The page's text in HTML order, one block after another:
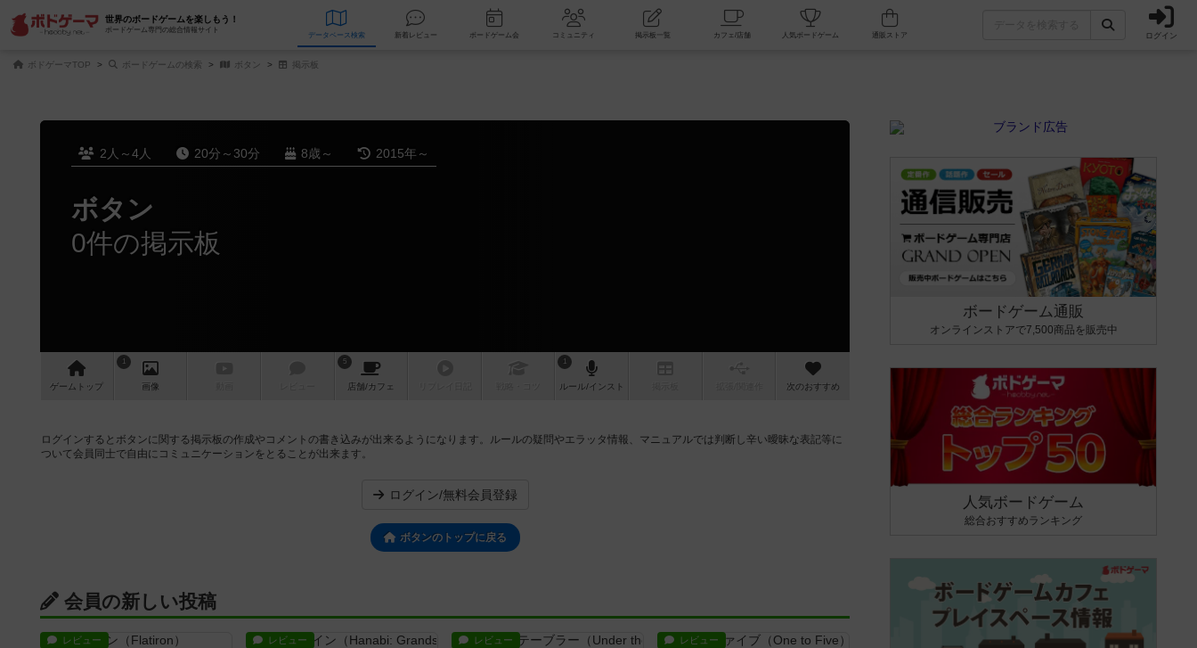
世界のボードゲームを楽しもう！
ボードゲーム専門の総合情報サイト
データベース 検索 新着レビュー ボードゲーム会 コミュニティ 掲示板一覧 カフェ/店舗 人気ボードゲーム ログイン
ボドゲーマTOP ボードゲームの検索 ボタン 掲示板
2人～4人 20分～30分 8歳～ 2015年～
ボタン
0件の掲示板
ゲーム トップ
1
画像
5
店舗/カフェ
1
ルール/インスト 次のおすすめ
ログインするとボタンに関する掲示板の作成やコメントの書き込みが出来るようになります。ルールの疑問やエラッタ情報、マニュアルでは判断し辛い曖昧な表記等に
ついて会員同士で自由にコミュニケーションをとることが出来ます。
ログイン/無料会員登録
ボタンのトップに戻る
会員の新しい投稿
レビュー レビュー レビュー レビュー
ボードゲーム通販
オンラインストアで7,500商品を販売中
人気ボードゲーム
総合おすすめランキング